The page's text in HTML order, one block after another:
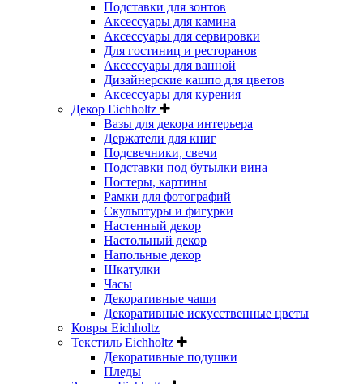
Подставки для зонтов
Аксессуары для камина
Аксессуары для сервировки
Для гостиниц и ресторанов
Аксессуары для ванной
Дизайнерские кашпо для цветов
Аксессуары для курения
Декор Eichholtz
Вазы для декора интерьера
Держатели для книг
Подсвечники, свечи
Подставки под бутылки вина
Постеры, картины
Рамки для фотографий
Скульптуры и фигурки
Настенный декор
Настольный декор
Напольные декор
Шкатулки
Часы
Декоративные чаши
Декоративные искусственные цветы
Ковры Eichholtz
Текстиль Eichholtz
Декоративные подушки
Пледы